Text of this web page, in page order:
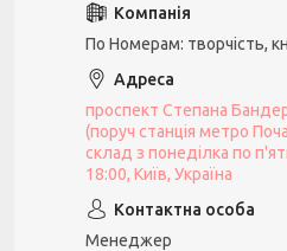
По Номерам: творчість,
проспект Степана
(поруч станція метро
склад з понеділка по
18:00, Київ, Україна
Менеджер